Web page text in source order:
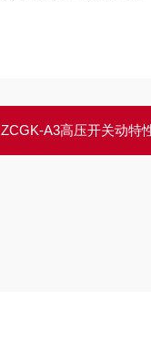
ZCGK-A3高压开关动特